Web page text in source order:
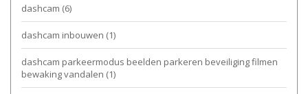
dashcam (6)
dashcam inbouwen (1)
dashcam parkeermodus beelden parkeren beveiliging filmen
bewaking vandalen (1)